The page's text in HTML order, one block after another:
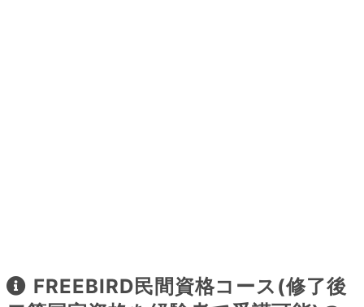
FREEBIRD民間資格コース(修了後